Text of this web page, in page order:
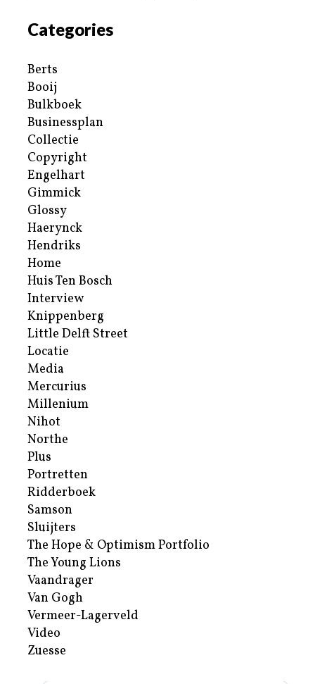
Categories
Berts
Booij
Bulkboek
Businessplan
Collectie
Copyright
Engelhart
Gimmick
Glossy
Haerynck
Hendriks
Home
Huis Ten Bosch
Interview
Knippenberg
Little Delft Street
Locatie
Media
Mercurius
Millenium
Nihot
Northe
Plus
Portretten
Ridderboek
Samson
Sluijters
The Hope & Optimism Portfolio
The Young Lions
Vaandrager
Van Gogh
Vermeer-Lagerveld
Video
Zuesse